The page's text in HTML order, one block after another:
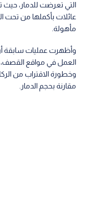
التي تعرضت للدمار، حيث
عائلات بأكملها من تحت
مأهولة.
وأظهرت عمليات سابقة أن
العمل في مواقع القصف،
وخطورة الاقتراب من
مقارنة بحجم الدمار.